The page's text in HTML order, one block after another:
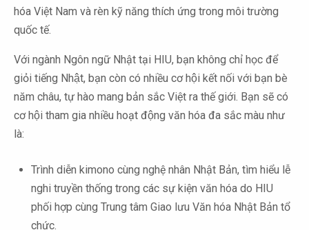
hóa Việt Nam và rèn kỹ năng thích ứng trong môi trường
quốc tế.
Với ngành Ngôn ngữ Nhật tại HIU, bạn không chỉ học để
giỏi tiếng Nhật, bạn còn có nhiều cơ hội kết nối với bạn bè
năm châu, tự hào mang bản sắc Việt ra thế giới. Bạn sẽ có
cơ hội tham gia nhiều hoạt động văn hóa đa sắc màu như
là:
Trình diễn kimono cùng nghệ nhân Nhật Bản, tìm hiểu lễ
nghi truyền thống trong các sự kiện văn hóa do HIU
phối hợp cùng Trung tâm Giao lưu Văn hóa Nhật Bản tổ
chức.